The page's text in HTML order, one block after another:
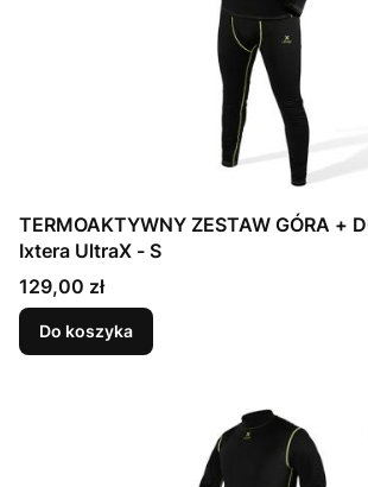
TERMOAKTYWNY ZESTAW GÓRA +
Ixtera UltraX - S
Cena
129,00 zł
Do koszyka